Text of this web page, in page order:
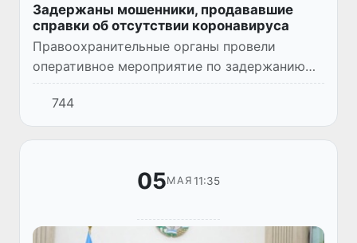
Задержаны мошенники, продававшие
справки об отсутствии коронавируса
Правоохранительные органы провели
оперативное мероприятие по задержанию
лиц, которые помогают путешественникам
обзавестись поддельными справками об
отсутствии Covid-19, сообщило Гл...
744
05МАЯ 11:35